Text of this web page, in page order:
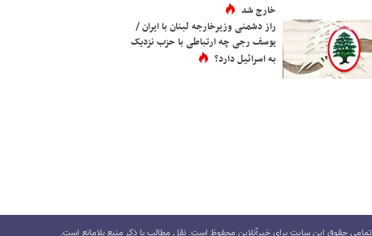
خارج شد
راز دشمنی وزیرخارجه لبنان با ایران /
یوسف رجی چه ارتباطی با حزب نزدیک
به اسرائیل دارد؟